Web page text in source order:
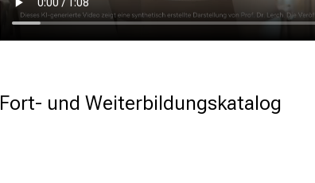
Fort- und Weiterbildungskatalog